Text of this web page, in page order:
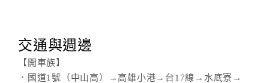
交通與週邊
【開車族】
．國道1號（中山高）→高雄小港→台17線→水底寮→